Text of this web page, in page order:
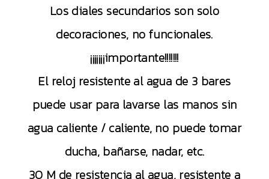
Los diales secundarios son solo
decoraciones, no funcionales.
¡¡¡¡¡¡¡importante!!!!!!!
El reloj resistente al agua de 3 bares
puede usar para lavarse las manos sin
agua caliente / caliente, no puede tomar
ducha, bañarse, nadar, etc.
30 M de resistencia al agua, resistente a